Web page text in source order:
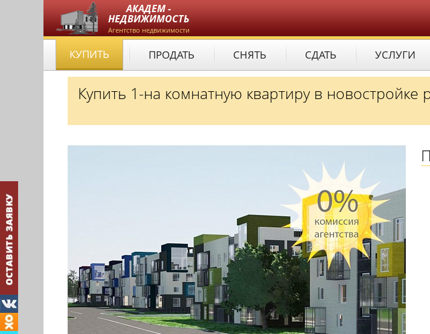
АКАДЕМ -
НЕДВИЖИМОСТЬ
Агентство недвижимости
КУПИТЬ ПРОДАТЬ СНЯТЬ СДАТЬ УСЛУГИ
Купить 1-на комнатную квартиру в новостройке